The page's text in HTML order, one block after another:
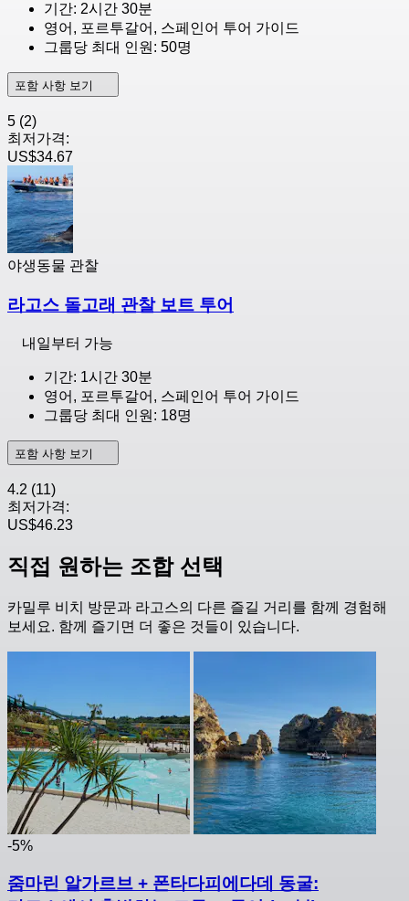
기간: 2시간 30분
영어, 포르투갈어, 스페인어 투어 가이드
그룹당 최대 인원: 50명
포함 사항 보기
5 (2)
최저가격:
US$34.67
야생동물 관찰
라고스 돌고래 관찰 보트 투어
내일부터 가능
기간: 1시간 30분
영어, 포르투갈어, 스페인어 투어 가이드
그룹당 최대 인원: 18명
포함 사항 보기
4.2 (11)
최저가격:
US$46.23
직접 원하는 조합 선택
카밀루 비치 방문과 라고스의 다른 즐길 거리를 함께 경험해
보세요. 함께 즐기면 더 좋은 것들이 있습니다.
-5%
줌마린 알가르브 + 폰타다피에다데 동굴: